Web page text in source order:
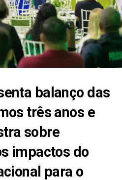
balanço das
três anos e
sobre
impactos do
para o